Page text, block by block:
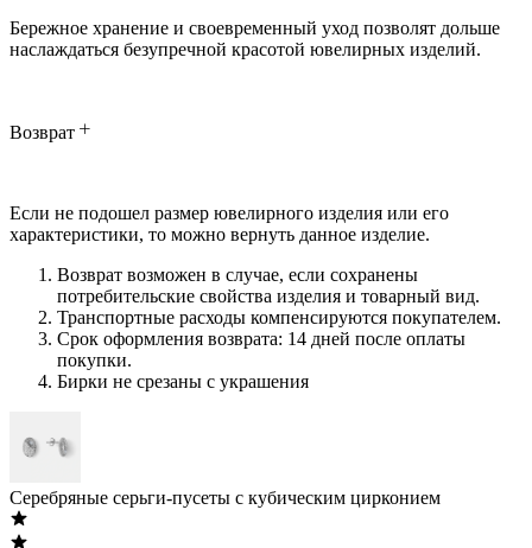
Бережное хранение и своевременный уход позволят дольше
наслаждаться безупречной красотой ювелирных изделий.
Возврат
Если не подошел размер ювелирного изделия или его
характеристики, то можно вернуть данное изделие.
Возврат возможен в случае, если сохранены
потребительские свойства изделия и товарный вид.
Транспортные расходы компенсируются покупателем.
Срок оформления возврата: 14 дней после оплаты
покупки.
Бирки не срезаны с украшения
Серебряные серьги-пусеты с кубическим цирконием